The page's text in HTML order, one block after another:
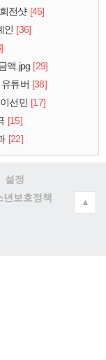
전샷 [45]
인 [36]
액.jpg [29]
튜버 [38]
선민 [17]
[15]
[22]
설정
년보호정책
▲